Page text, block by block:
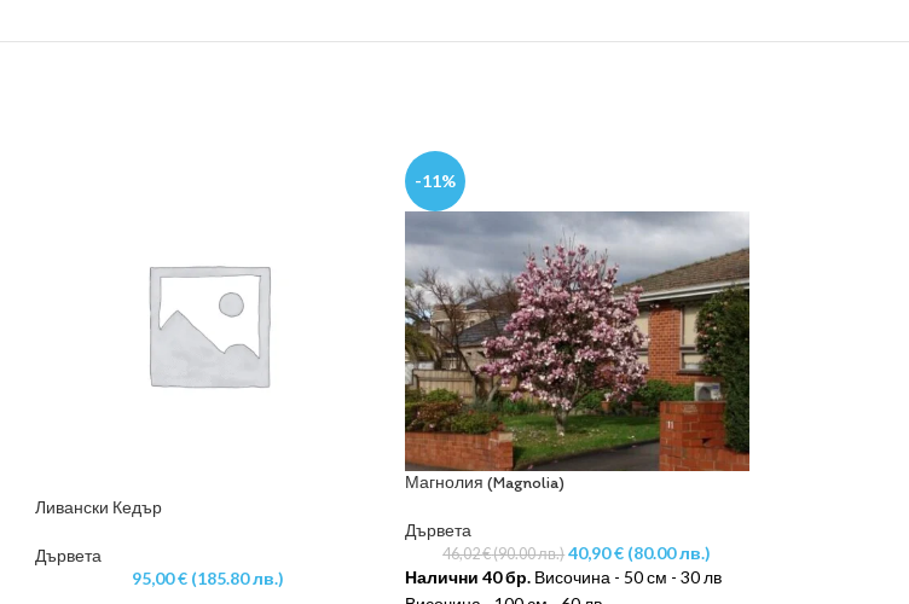
Ливански Кедър
Дървета
95,00€ (185.80 лв.)
-11%
Магнолия (Magnolia)
Дървета
46,02€(90.00 лв.) 40,90€ (80.00 лв.)
Налични 40 бр. Височина - 50 см - 30 лв